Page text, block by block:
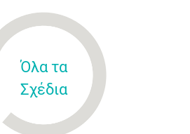
Όλα τα
Σχέδια